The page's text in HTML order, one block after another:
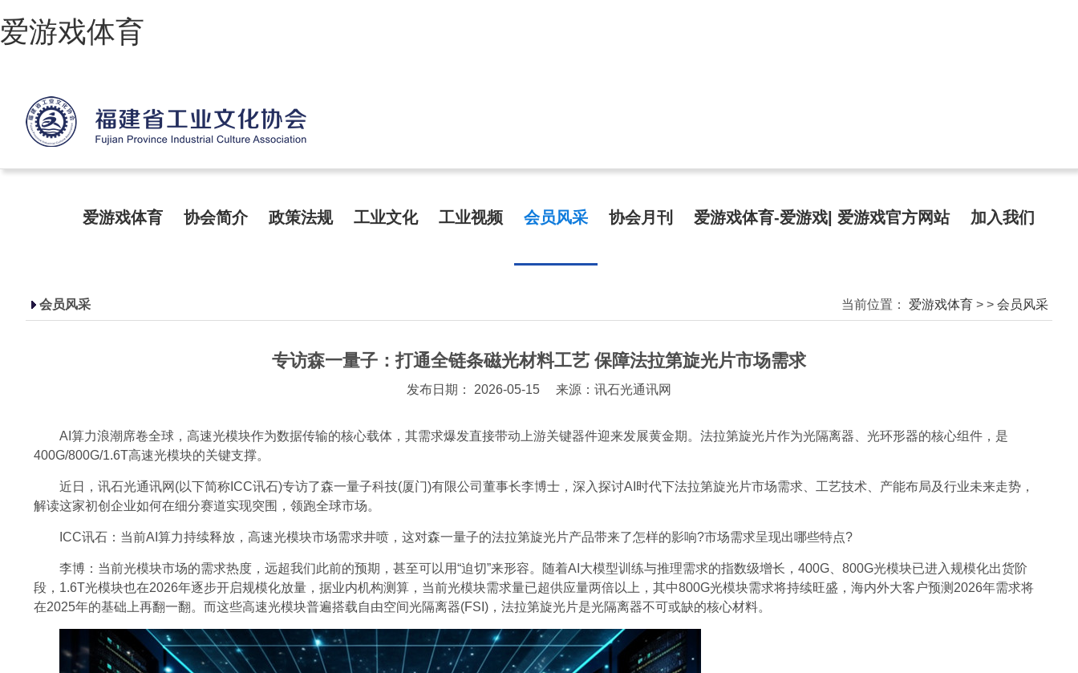
爱游戏体育
爱游戏体育 协会简介 政策法规 工业文化 工业视频 会员风采 协会月刊 爱游戏体育-爱游戏| 爱游戏官方网站 加入我们
会员风采 当前位置： 爱游戏体育 > > 会员风采
专访森一量子：打通全链条磁光材料工艺 保障法拉第旋光片市场需求
发布日期： 2026-05-15 来源：讯石光通讯网
AI算力浪潮席卷全球，高速光模块作为数据传输的核心载体，其需求爆发直接带动上游关键器件迎来发展黄金期。法拉第旋光片作为光隔离器、光环形器的核心组件，是
400G/800G/1.6T高速光模块的关键支撑。
近日，讯石光通讯网(以下简称ICC讯石)专访了森一量子科技(厦门)有限公司董事长李博士，深入探讨AI时代下法拉第旋光片市场需求、工艺技术、产能布局及行业未来走势，
解读这家初创企业如何在细分赛道实现突围，领跑全球市场。
ICC讯石：当前AI算力持续释放，高速光模块市场需求井喷，这对森一量子的法拉第旋光片产品带来了怎样的影响?市场需求呈现出哪些特点?
李博：当前光模块市场的需求热度，远超我们此前的预期，甚至可以用“迫切”来形容。随着AI大模型训练与推理需求的指数级增长，400G、800G光模块已进入规模化出货阶
段，1.6T光模块也在2026年逐步开启规模化放量，据业内机构测算，当前光模块需求量已超供应量两倍以上，其中800G光模块需求将持续旺盛，海内外大客户预测2026年需求将
在2025年的基础上再翻一翻。而这些高速光模块普遍搭载自由空间光隔离器(FSI)，法拉第旋光片是光隔离器不可或缺的核心材料。